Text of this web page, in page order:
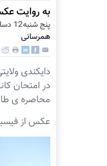
به روایت
پنج شنبه12 دسامبر 2013
همرسانی
دایکندی
در امتحان
محاصره ی
عکس از